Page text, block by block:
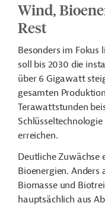
Wind,
Rest
Besonders im Fokus
soll bis 2030 die
über 6 Gigawatt
gesamten
Terawattstunden
erreichen.
Deutliche Zuwächse
Bioenergien. Anders
Biomasse und
hauptsächlich aus